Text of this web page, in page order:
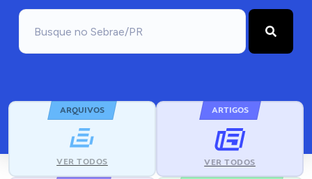
ARQUIVOS
VER TODOS
ARTIGOS
VER TODOS